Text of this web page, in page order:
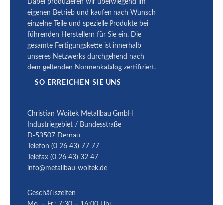
Dabei produ­zieren wir überwiegend im
eigenen Betrieb und kaufen nach Wunsch
einzelne Teile und spezielle Produkte bei
führenden Herstellern für Sie ein. Die
gesamte Fertigungskette ist innerhalb
unseres Netzwerks durchgehend nach
dem geltenden Normenkatalog zertifiziert.
SO ERREICHEN SIE UNS
Christian Woitek Metallbau GmbH
Industriegebiet / Bundesstraße
D-53507 Dernau
Telefon (0 26 43) 77 77
Telefax (0 26 43) 32 47
info@metallbau-woitek.de
Geschäftszeiten